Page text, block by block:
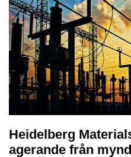
Heidelberg
agerande från